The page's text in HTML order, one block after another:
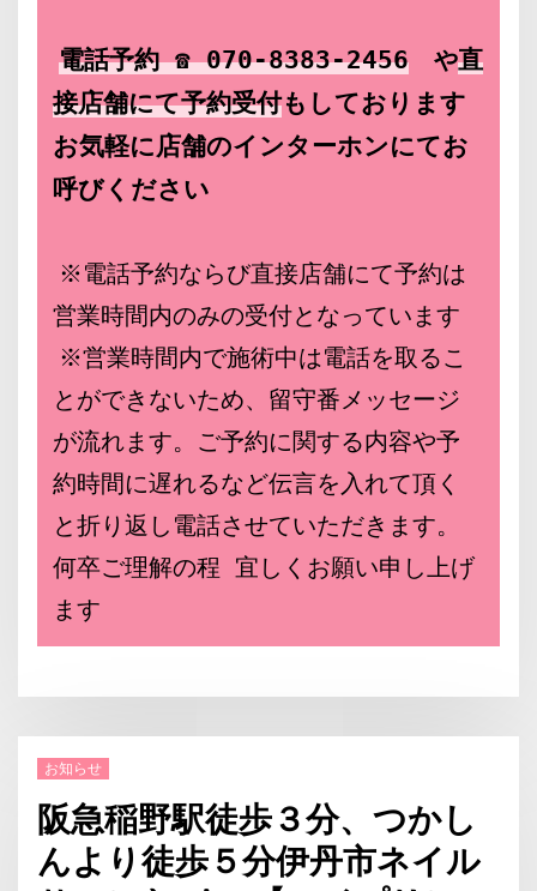
電話予約 ☎ 070-8383-2456 や直
接店舗にて予約受付もしております
お気軽に店舗のインターホンにてお
呼びください
※電話予約ならび直接店舗にて予約は
営業時間内のみの受付となっています
※営業時間内で施術中は電話を取るこ
とができないため、留守番メッセージ
が流れます。ご予約に関する内容や予
約時間に遅れるなど伝言を入れて頂く
と折り返し電話させていただきます。
何卒ご理解の程 宜しくお願い申し上げ
ます
お知らせ
阪急稲野駅徒歩３分、つかし
んより徒歩５分伊丹市ネイル